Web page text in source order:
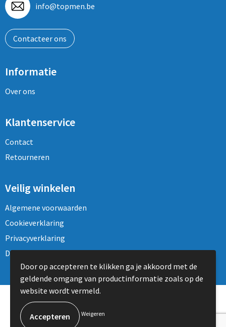
info@topmen.be
Contacteer ons
Informatie
Over ons
Klantenservice
Contact
Retourneren
Veilig winkelen
Algemene voorwaarden
Cookieverklaring
Privacyverklaring
Disclaimer
© Copyright Topmen BVBA 2024
Door op accepteren te klikken ga je akkoord met de
geldende omgang van productinformatie zoals op de
website wordt vermeld.
Weigeren